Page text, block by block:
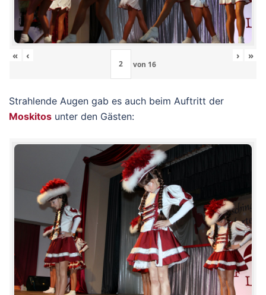
« ‹
von 16
› »
Strahlende Augen gab es auch beim Auftritt der
Moskitos unter den Gästen: